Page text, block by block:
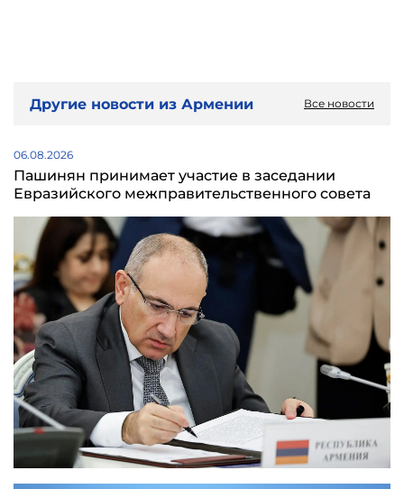
Другие новости из Армении Все новости
06.08.2026
Пашинян принимает участие в заседании
Евразийского межправительственного совета